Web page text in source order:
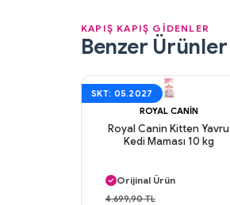
KAPIŞ KAPIŞ GİDENLER
Benzer Ürünler
SKT: 05.2027
ROYAL CANIN
Royal Canin Kitten Yavru
Kedi Maması 10 kg
Orijinal Ürün
Güvenli Ödeme
4.699,90 TL